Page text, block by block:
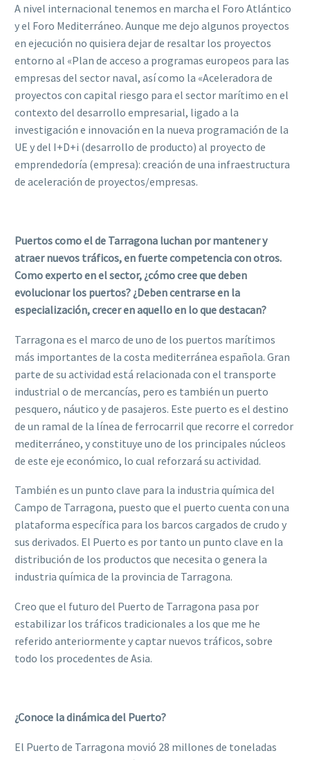
A nivel internacional tenemos en marcha el Foro Atlántico
y el Foro Mediterráneo. Aunque me dejo algunos proyectos
en ejecución no quisiera dejar de resaltar los proyectos
entorno al «Plan de acceso a programas europeos para las
empresas del sector naval, así como la «Aceleradora de
proyectos con capital riesgo para el sector marítimo en el
contexto del desarrollo empresarial, ligado a la
investigación e innovación en la nueva programación de la
UE y del I+D+i (desarrollo de producto) al proyecto de
emprendedoría (empresa): creación de una infraestructura
de aceleración de proyectos/empresas.
Puertos como el de Tarragona luchan por mantener y
atraer nuevos tráficos, en fuerte competencia con otros.
Como experto en el sector, ¿cómo cree que deben
evolucionar los puertos? ¿Deben centrarse en la
especialización, crecer en aquello en lo que destacan?
Tarragona es el marco de uno de los puertos marítimos
más importantes de la costa mediterránea española. Gran
parte de su actividad está relacionada con el transporte
industrial o de mercancías, pero es también un puerto
pesquero, náutico y de pasajeros. Este puerto es el destino
de un ramal de la línea de ferrocarril que recorre el corredor
mediterráneo, y constituye uno de los principales núcleos
de este eje económico, lo cual reforzará su actividad.
También es un punto clave para la industria química del
Campo de Tarragona, puesto que el puerto cuenta con una
plataforma específica para los barcos cargados de crudo y
sus derivados. El Puerto es por tanto un punto clave en la
distribución de los productos que necesita o genera la
industria química de la provincia de Tarragona.
Creo que el futuro del Puerto de Tarragona pasa por
estabilizar los tráficos tradicionales a los que me he
referido anteriormente y captar nuevos tráficos, sobre
todo los procedentes de Asia.
¿Conoce la dinámica del Puerto?
El Puerto de Tarragona movió 28 millones de toneladas